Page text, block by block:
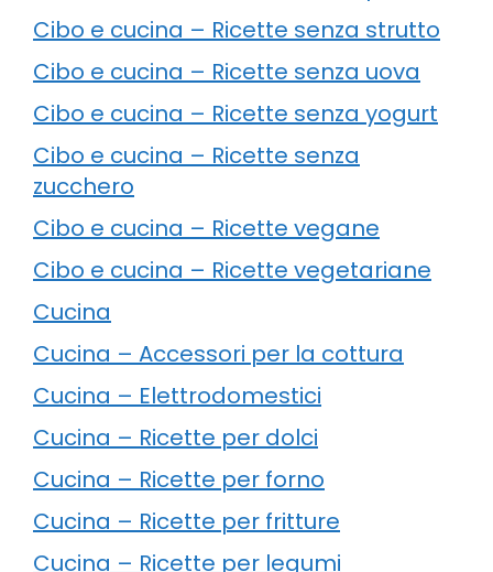
Cibo e cucina – Ricette senza strutto
Cibo e cucina – Ricette senza uova
Cibo e cucina – Ricette senza yogurt
Cibo e cucina – Ricette senza
zucchero
Cibo e cucina – Ricette vegane
Cibo e cucina – Ricette vegetariane
Cucina
Cucina – Accessori per la cottura
Cucina – Elettrodomestici
Cucina – Ricette per dolci
Cucina – Ricette per forno
Cucina – Ricette per fritture
Cucina – Ricette per legumi